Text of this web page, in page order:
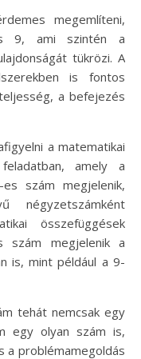
megemlíteni,
9, ami szintén a
tükrözi. A
is fontos
a befejezés
a matematikai
amely a
szám megjelenik,
négyzetszámként
összefüggések
szám megjelenik a
is, mint például a 9-
tehát nemcsak egy
egy olyan szám is,
a problémamegoldás